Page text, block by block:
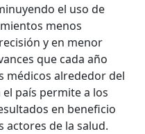
el uso de
menos
y en menor
que cada año
médicos alrededor del
país permite a los
en beneficio
actores de la salud.